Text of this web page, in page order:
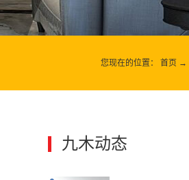
您现在的位置： 首页 →
九木动态